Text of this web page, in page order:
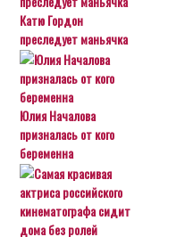
Катю Гордон
преследует маньячка
Юлия Началова
призналась от кого
беременна